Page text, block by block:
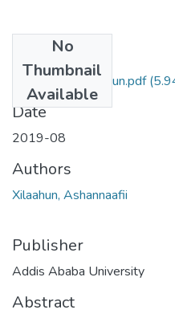
No
Thumbnail
Available
Ashannaafii Xilaahun.pdf
Date
2019-08
Authors
Xilaahun, Ashannaafii
Publisher
Addis Ababa University
Abstract